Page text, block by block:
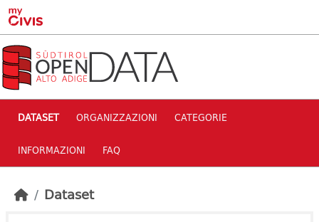
Skip to main content
DATASET ORGANIZZAZIONI CATEGORIE
INFORMAZIONI FAQ
Dataset